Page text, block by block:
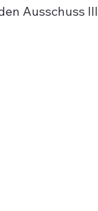
Ausschuss